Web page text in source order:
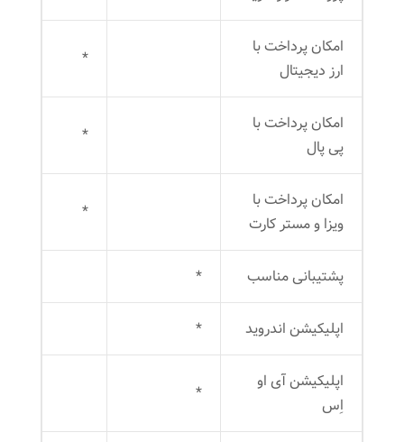
امکان پرداخت با
ارز دیجیتال
*
امکان پرداخت با
پی پال
*
امکان پرداخت با
ویزا و مستر کارت
*
پشتیبانی مناسب *
اپلیکیشن اندروید *
اپلیکیشن آی او
اِس
*